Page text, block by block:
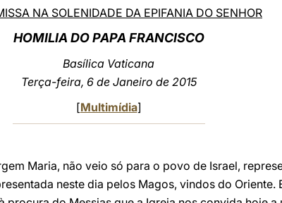
NA SOLENIDADE DA EPIFANIA DO SENHOR
HOMILIA DO PAPA FRANCISCO
Basílica Vaticana
Terça-feira, 6 de Janeiro de 2015
[Multimídia]
Maria, não veio só para o povo de Israel,
neste dia pelos Magos, vindos do Oriente.